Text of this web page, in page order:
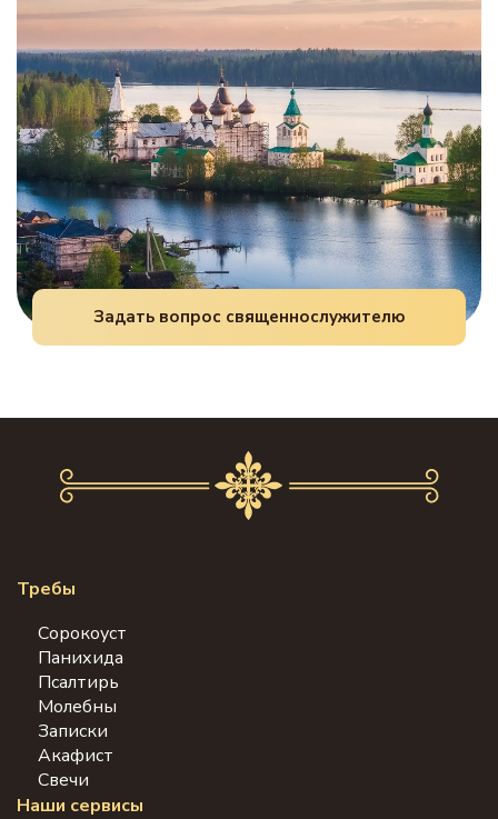
Задать вопрос священнослужителю
Требы
Сорокоуст
Панихида
Псалтирь
Молебны
Записки
Акафист
Свечи
Наши сервисы